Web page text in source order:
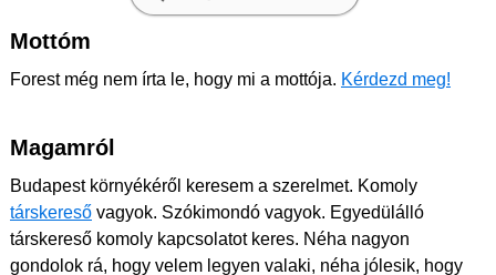
Mottóm
Forest még nem írta le, hogy mi a mottója. Kérdezd meg!
Magamról
Budapest környékéről keresem a szerelmet. Komoly
társkereső vagyok. Szókimondó vagyok. Egyedülálló
társkereső komoly kapcsolatot keres. Néha nagyon
gondolok rá, hogy velem legyen valaki, néha jólesik, hogy